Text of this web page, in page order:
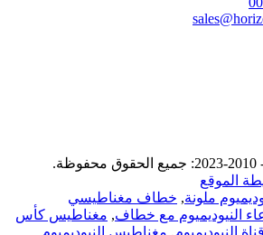
الموقع
ملونة, خطاف مغناطيسي
النيوديميوم مع خطاف, مغناطيس كأس
النيوديميوم, مغناطيس النيوديميوم